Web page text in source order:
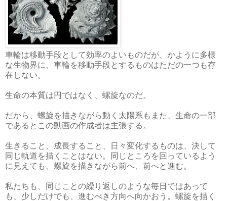
車輪は移動手段として効率のよいものだが、かように多様
な生物界に、車輪を移動手段とするものはただの一つも存
在しない。
生命の本質は円ではなく、螺旋なのだ。
だから、螺旋を描きながら動く太陽系もまた、生命の一部
であるとこの動画の作成者は主張する。
生きること、成長すること、日々変化するものは、決して
同じ軌道を描くことはない。同じところを回っているよう
に見えても、螺旋を描きながら前へ、前へと進む。
私たちも、同じことの繰り返しのような毎日ではあって
も、少しだけでも、進むべき方向へ向かおう。螺旋を描く